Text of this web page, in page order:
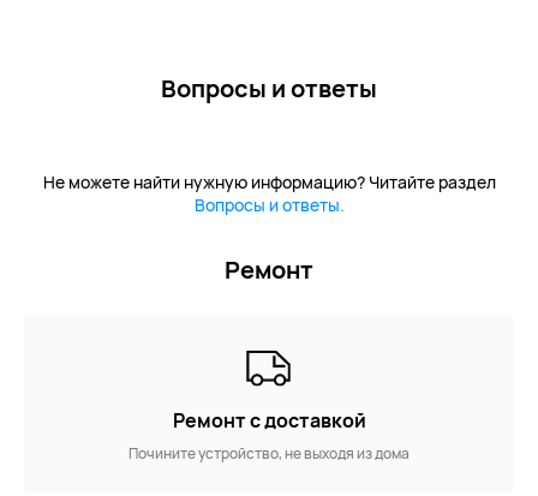
Вопросы и ответы
Не можете найти нужную информацию? Читайте раздел
Вопросы и ответы.
Ремонт
Ремонт с доставкой
Почините устройство, не выходя из дома